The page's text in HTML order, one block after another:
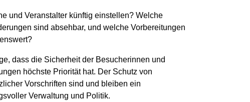
und Veranstalter künftig einstellen? Welche
sind absehbar, und welche Vorbereitungen
dass die Sicherheit der Besucherinnen und
höchste Priorität hat. Der Schutz von
Vorschriften sind und bleiben ein
Verwaltung und Politik.